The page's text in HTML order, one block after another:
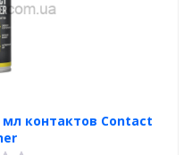
мл контактов Contact